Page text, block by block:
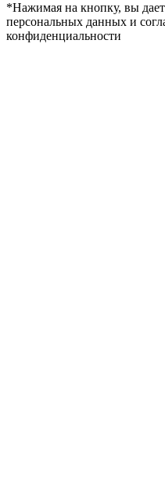
*Нажимая на кнопку, вы
персональных данных и
конфиденциальности